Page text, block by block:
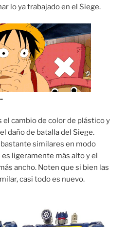
lo ya trabajado en el Siege.
cambio de color de plástico y
daño de batalla del Siege.
similares en modo
ligeramente más alto y el
ancho. Noten que si bien las
casi todo es nuevo.